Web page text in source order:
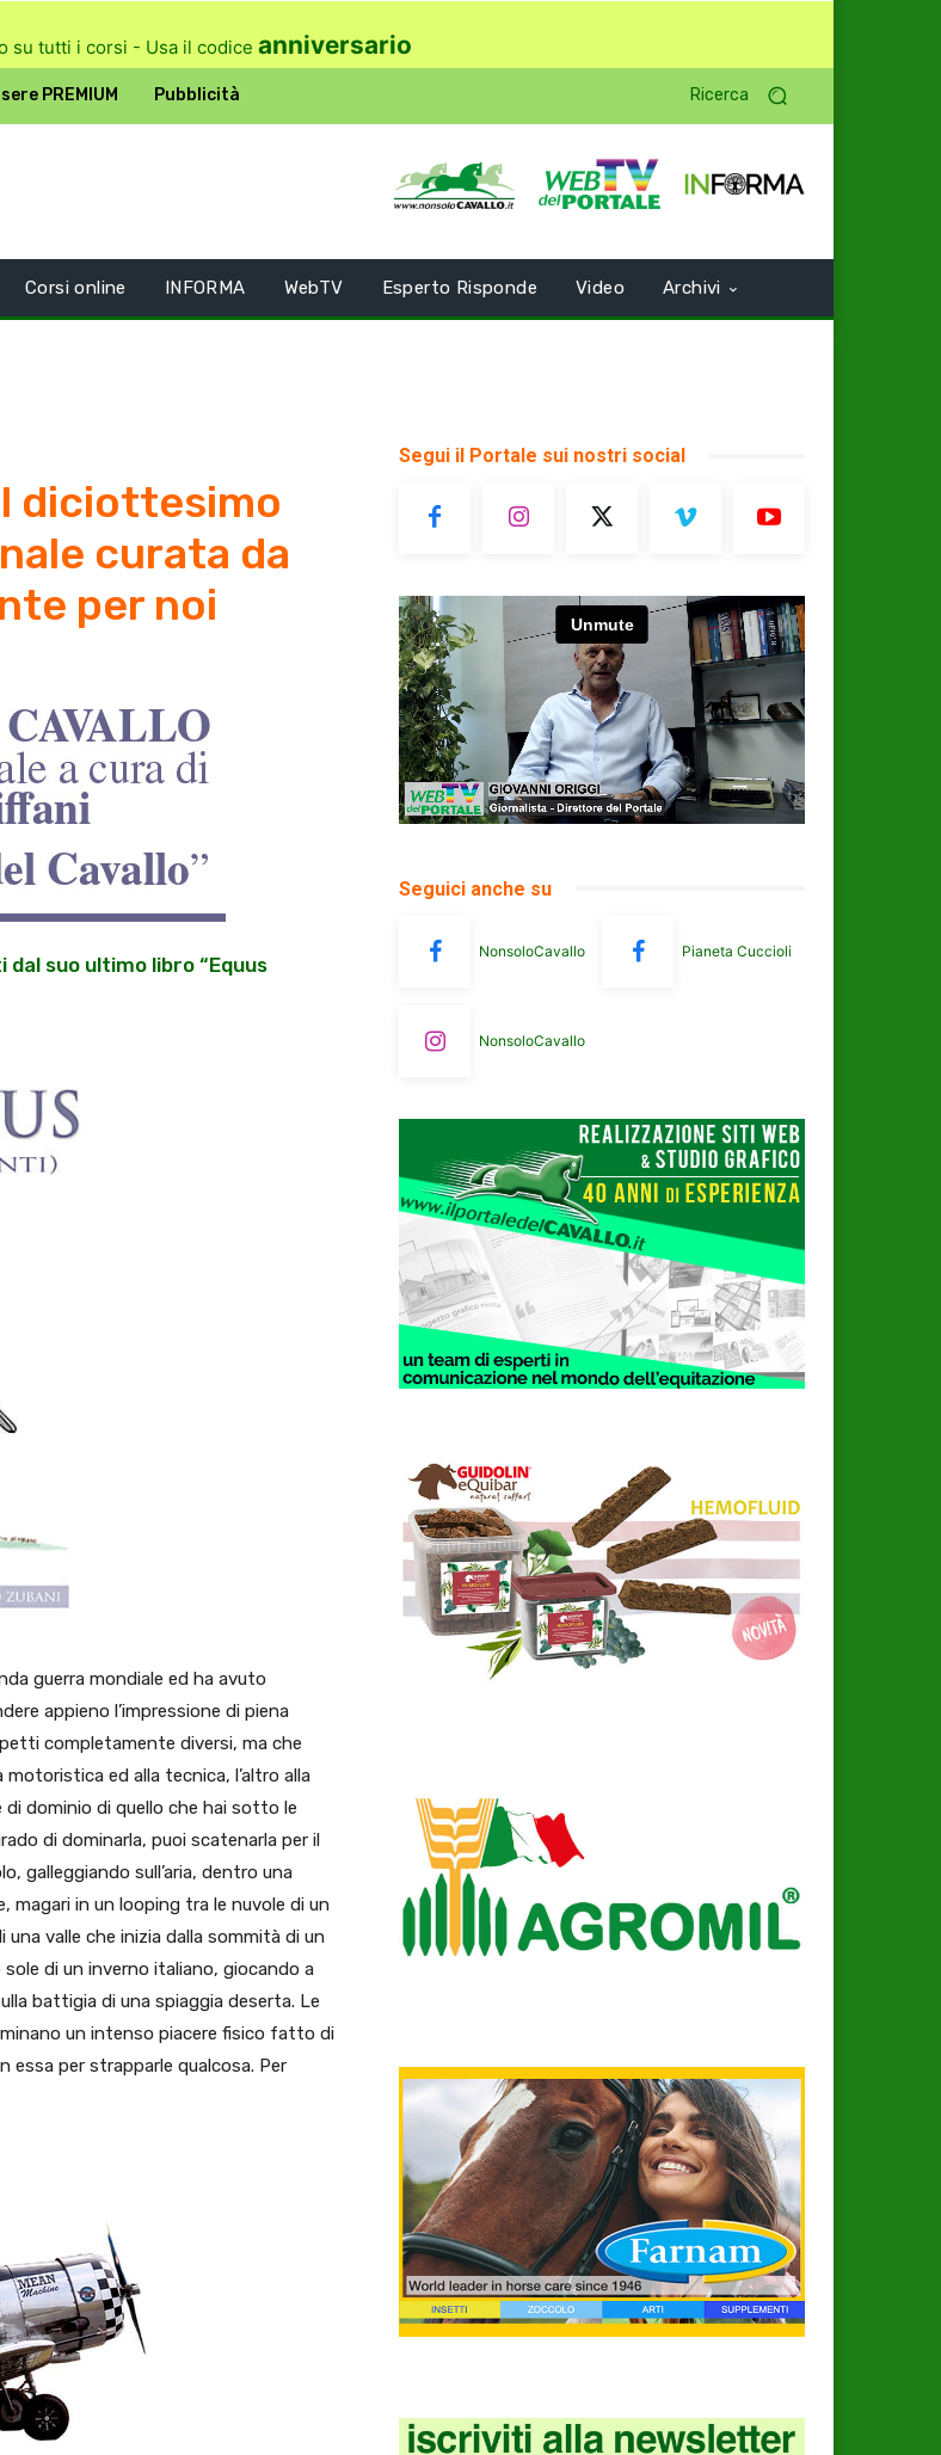
su tutti i corsi - Usa il codice anniversario
PREMIUM Pubblicità Ricerca
Corsi online INFORMA WebTV Esperto Risponde Video Archivi
diciottesimo
curata da
per noi
suo ultimo libro “Equus
guerra mondiale ed ha avuto
appieno l’impressione di piena
completamente diversi, ma che
ed alla tecnica, l’altro alla
di dominio di quello che hai sotto le
di dominarla, puoi scatenarla per il
galleggiando sull’aria, dentro una
magari in un looping tra le nuvole di un
valle che inizia dalla sommità di un
di un inverno italiano, giocando a
battigia di una spiaggia deserta. Le
un intenso piacere fisico fatto di
essa per strapparle qualcosa. Per
Segui il Portale sui nostri social
Seguici anche su
NonsoloCavallo Pianeta Cuccioli
NonsoloCavallo